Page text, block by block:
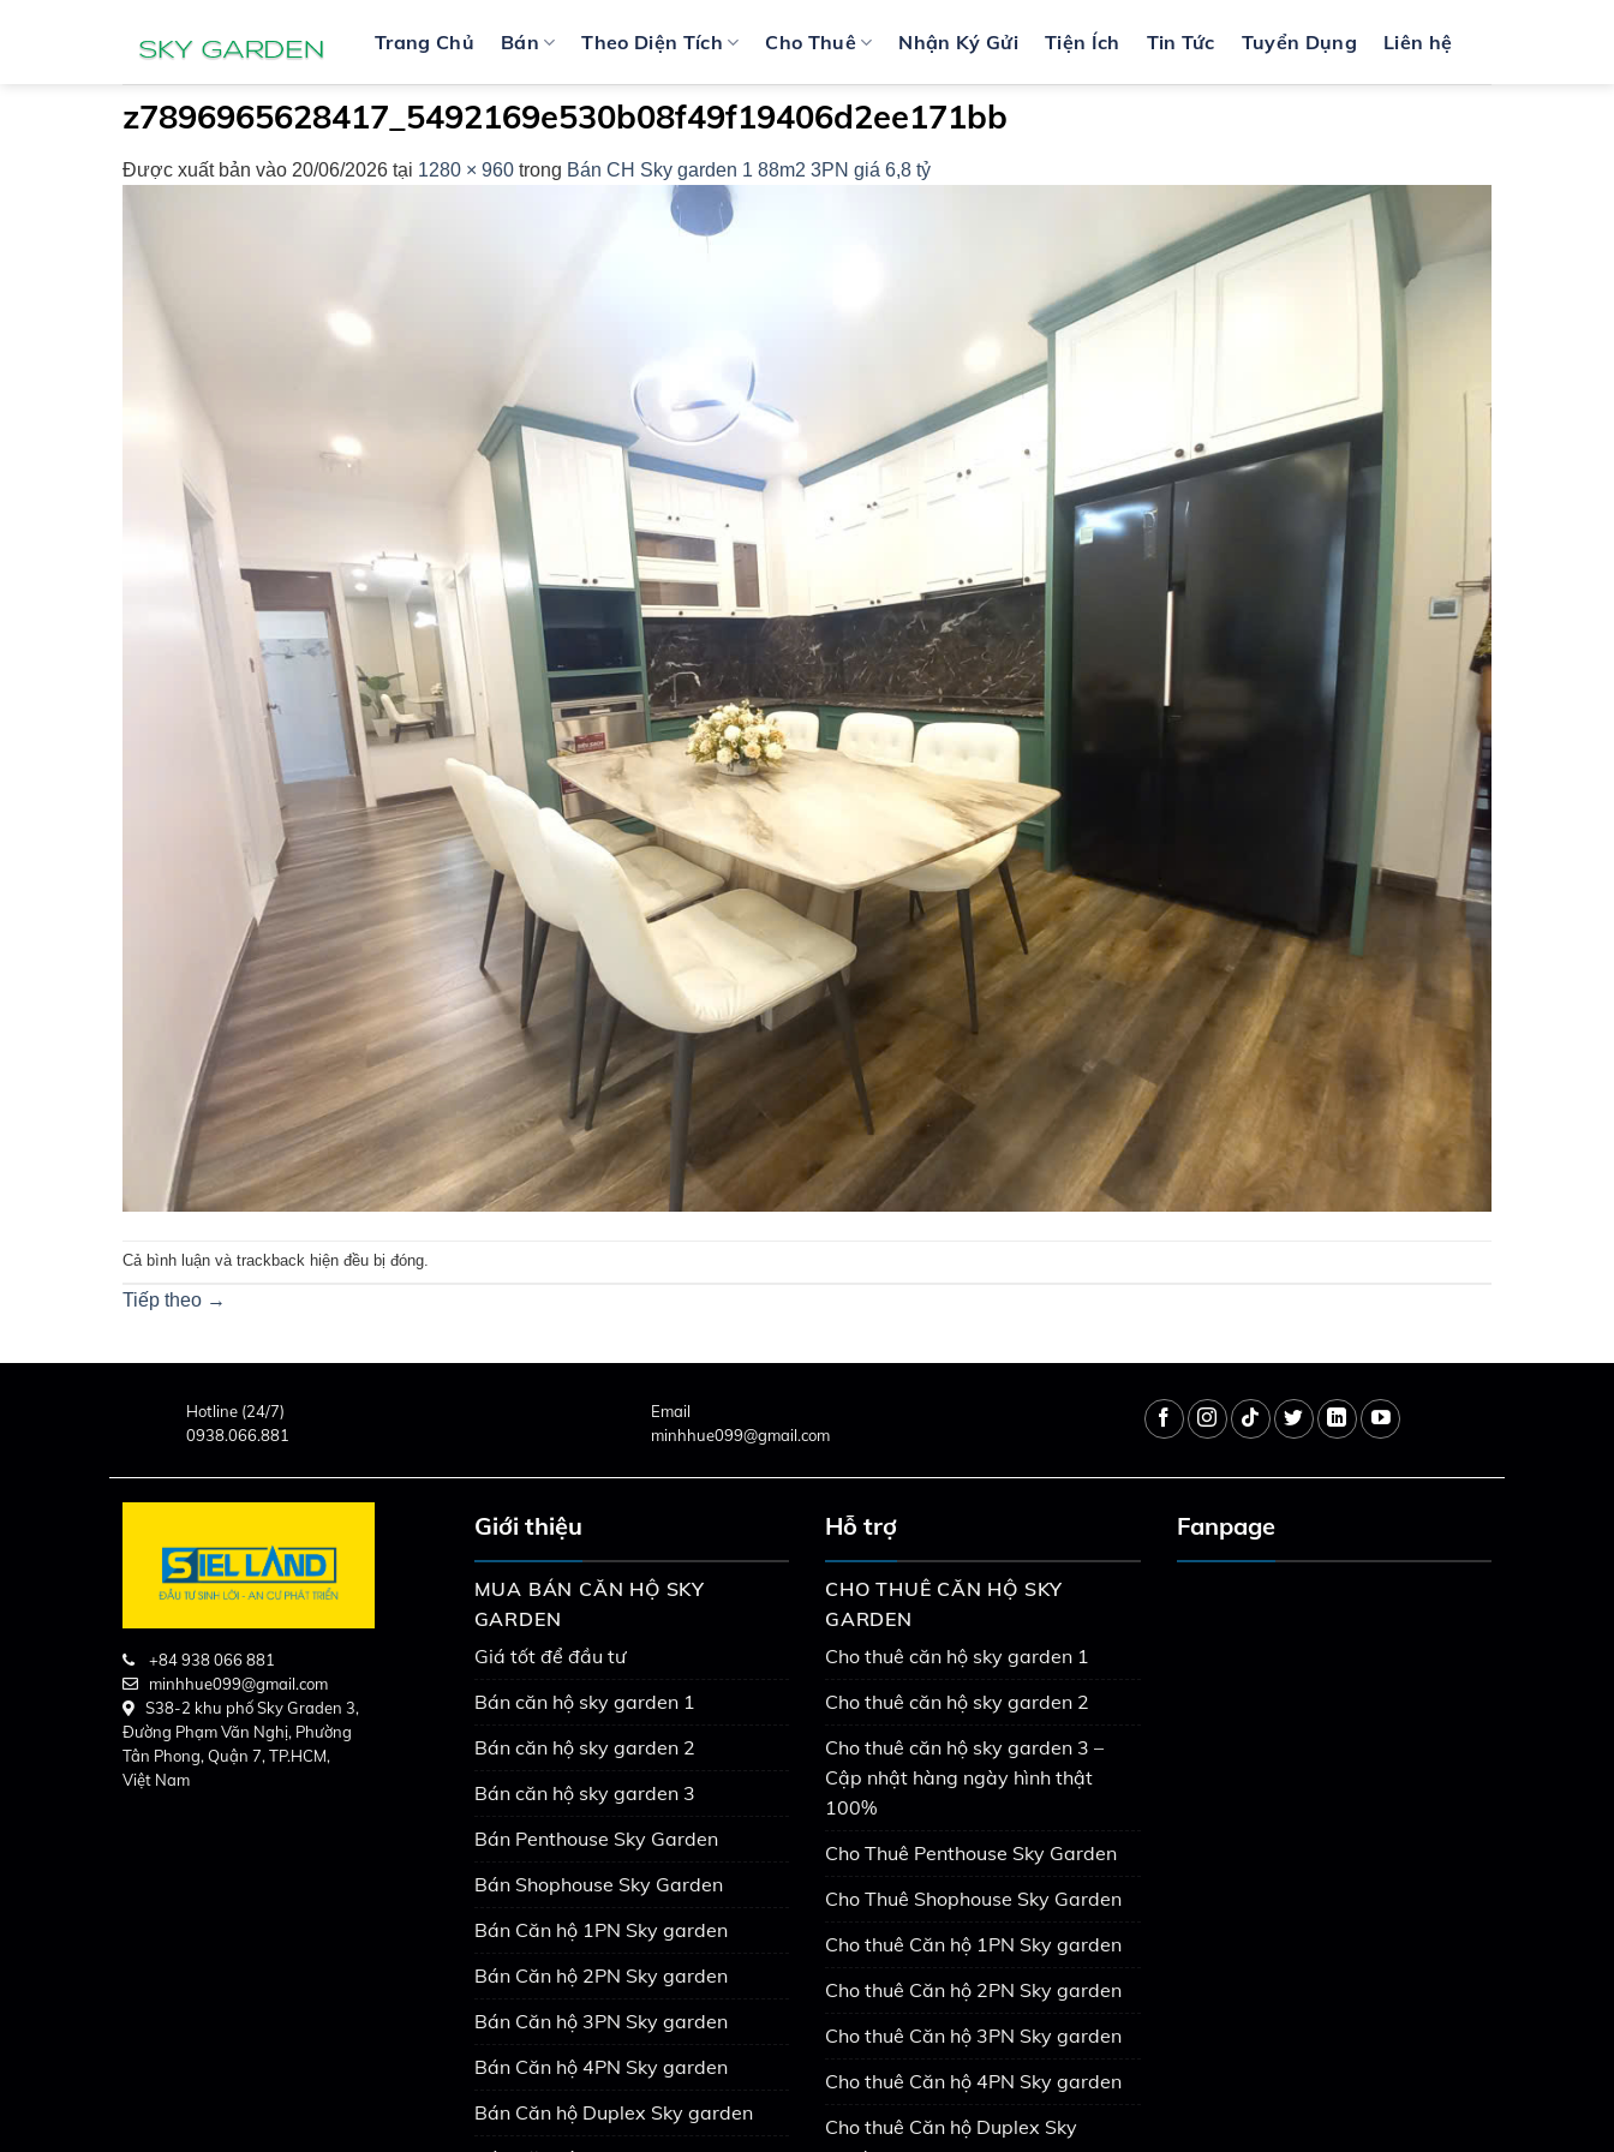
Trang Chủ Bán Theo Diện Tích Cho Thuê Nhận Ký Gửi Tiện Ích Tin Tức Tuyển Dụng Liên hệ
z7896965628417_5492169e530b08f49f19406d2ee171bb
Được xuất bản vào 20/06/2026 tại 1280 × 960 trong Bán CH Sky garden 1 88m2 3PN giá 6,8 tỷ
Cả bình luận và trackback hiện đều bị đóng.
Tiếp theo →
Hotline (24/7)
0938.066.881
Email
minhhue099@gmail.com
+84 938 066 881
minhhue099@gmail.com
S38-2 khu phố Sky Graden 3,
Đường Phạm Văn Nghị, Phường
Tân Phong, Quận 7, TP.HCM,
Việt Nam
Giới thiệu
MUA BÁN CĂN HỘ SKY
GARDEN
Giá tốt để đầu tư
Bán căn hộ sky garden 1
Bán căn hộ sky garden 2
Bán căn hộ sky garden 3
Bán Penthouse Sky Garden
Bán Shophouse Sky Garden
Bán Căn hộ 1PN Sky garden
Bán Căn hộ 2PN Sky garden
Bán Căn hộ 3PN Sky garden
Bán Căn hộ 4PN Sky garden
Bán Căn hộ Duplex Sky garden
Hỗ trợ
CHO THUÊ CĂN HỘ SKY
GARDEN
Cho thuê căn hộ sky garden 1
Cho thuê căn hộ sky garden 2
Cho thuê căn hộ sky garden 3 –
Cập nhật hàng ngày hình thật
100%
Cho Thuê Penthouse Sky Garden
Cho Thuê Shophouse Sky Garden
Cho thuê Căn hộ 1PN Sky garden
Cho thuê Căn hộ 2PN Sky garden
Cho thuê Căn hộ 3PN Sky garden
Cho thuê Căn hộ 4PN Sky garden
Cho thuê Căn hộ Duplex Sky
Fanpage